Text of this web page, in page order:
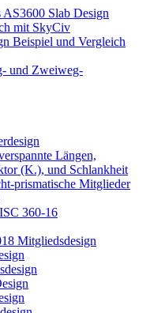
AS3600 Slab Design
mit SkyCiv
Beispiel und Vergleich
und Zweiweg-
Längen,
(K.), und Schlankheit
prismatische Mitglieder
360-16
Mitgliedsdesign